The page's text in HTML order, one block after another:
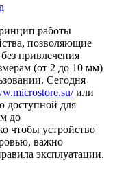
позволяющие
привлечения
(от 2 до 10 мм)
Сегодня
или
доступной для
до
чтобы устройство
важно
эксплуатации.